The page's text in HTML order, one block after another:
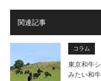
関連記事
コラム
東京和牛
みたい和